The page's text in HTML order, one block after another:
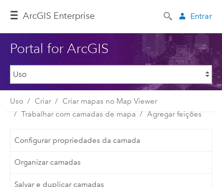
ArcGIS Enterprise Entrar
Portal for ArcGIS
Uso Criar
Criar mapas no Map Viewer
Trabalhar com camadas de mapa
Agregar feições
Configurar propriedades da camada
Organizar camadas
Salvar e duplicar camadas